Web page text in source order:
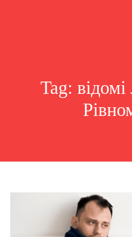
Tag: відомі